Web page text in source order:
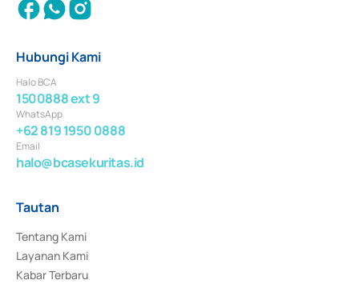
Hubungi Kami
Halo BCA
1500888 ext 9
WhatsApp
+62 819 1950 0888
Email
halo@bcasekuritas.id
Tautan
Tentang Kami
Layanan Kami
Kabar Terbaru